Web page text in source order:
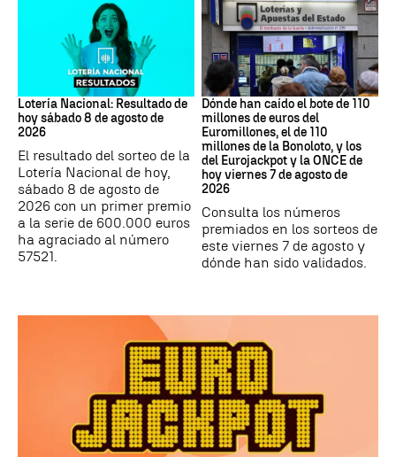
Lotería Nacional de España
Lotería Nacional: Resultado de
hoy sábado 8 de agosto de
2026
El resultado del sorteo de la
Lotería Nacional de hoy,
sábado 8 de agosto de
2026 con un primer premio
a la serie de 600.000 euros
ha agraciado al número
57521.
Loterías
Dónde han caído el bote de 110
millones de euros del
Euromillones, el de 110
millones de la Bonoloto, y los
del Eurojackpot y la ONCE de
hoy viernes 7 de agosto de
2026
Consulta los números
premiados en los sorteos de
este viernes 7 de agosto y
dónde han sido validados.